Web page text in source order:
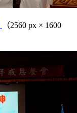
（2560 px × 1600